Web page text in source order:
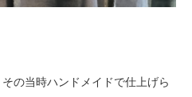
の当時ハンドメイドで仕上げら